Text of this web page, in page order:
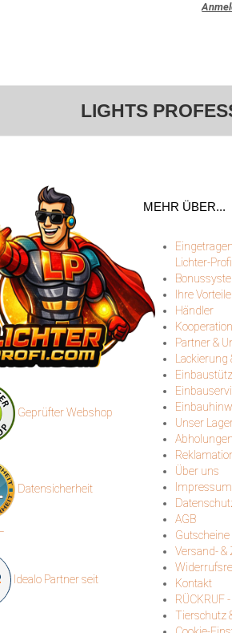
LIGHTS
Geprüfter Webshop
Datensicherheit
Idealo Partner seit
MEHR ÜBER...
Lichter-
Ihre Vorteile
Händler
Partner &
Lackierung
Unser
Über uns
Impressum
AGB
Gutscheine
Versand- &
Kontakt
RÜCKRUF
Tierschutz